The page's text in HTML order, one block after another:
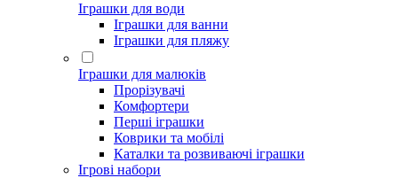
Іграшки для води
Іграшки для ванни
Іграшки для пляжу
Іграшки для малюків
Прорізувачі
Комфортери
Перші іграшки
Коврики та мобілі
Каталки та розвиваючі іграшки
Ігрові набори